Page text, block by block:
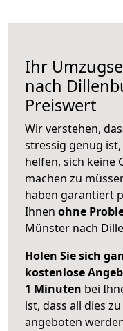
Ihr
nach
Preiswert
Wir verstehen,
stressig genug
helfen, sich keine
machen zu
haben garantiert
Ihnen ohne
Münster nach
Holen Sie sich
kostenlose
1 Minuten bei
ist, dass all dies
angeboten